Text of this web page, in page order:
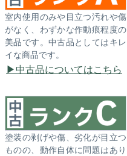
室内使用のみや目立つ汚れや傷
がなく、わずかな作動痕程度の
美品です。中古品としてはキレ
イな商品です。
中古品についてはこちら
塗装の剥げや傷、劣化が目立つ
ものの、動作自体に問題はあり